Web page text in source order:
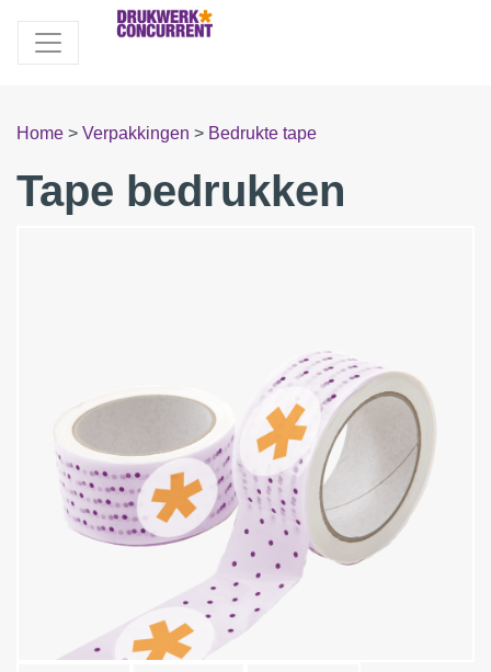
Home > Verpakkingen > Bedrukte tape
Tape bedrukken